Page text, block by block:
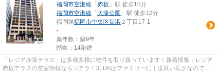
福岡市空港線 「赤坂 」駅 徒歩10分
福岡市空港線 「大濠公園 」駅 徒歩12分
福岡県福岡市中央区長浜 ２丁目17-1
-
築年数：築9年
階数：14階建
「レジア赤坂テラス」は多種多様に物件を取り扱っています！新着情報：レジア
赤坂テラスの空室情報ならコチラ！3LDKはファミリーに丁度良い広さなのでご